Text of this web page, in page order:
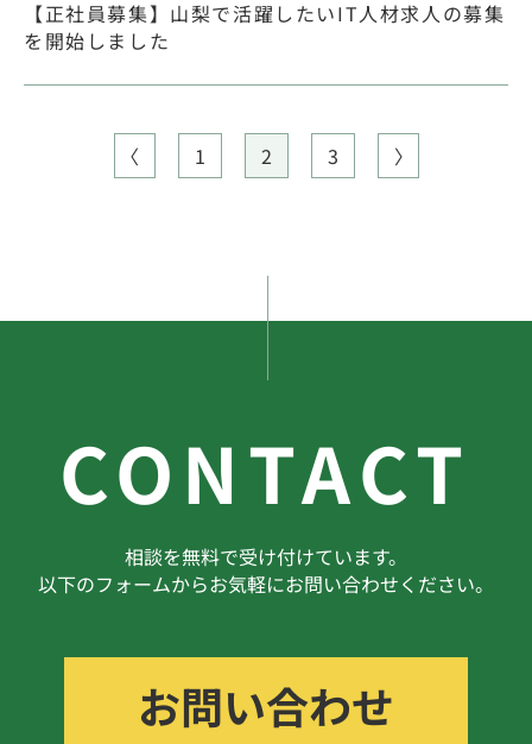
【正社員募集】山梨で活躍したいIT人材求人の募集
を開始しました
〈 1 2 3 〉
CONTACT
相談を無料で受け付けています。
以下のフォームからお気軽にお問い合わせください。
お問い合わせ